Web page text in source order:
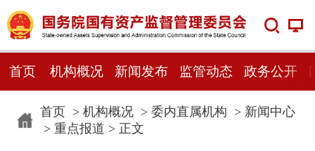
首页 机构概况 新闻发布 监管动态 政务公开
首页> 机构概况> 委内直属机构 > 新闻中心
> 重点报道 > 正文